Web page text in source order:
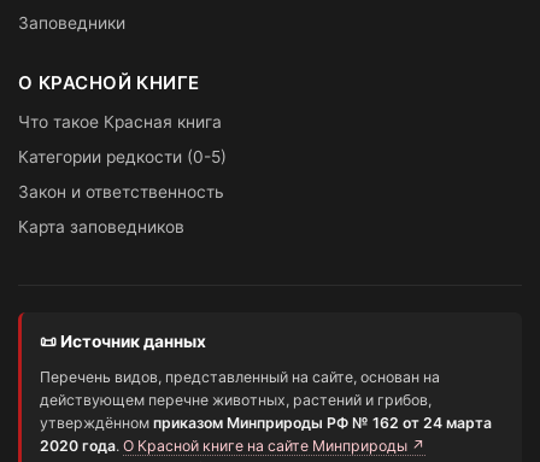
Заповедники
О КРАСНОЙ КНИГЕ
Что такое Красная книга
Категории редкости (0-5)
Закон и ответственность
Карта заповедников
📜 Источник данных
Перечень видов, представленный на сайте, основан на
действующем перечне животных, растений и грибов,
утверждённом приказом Минприроды РФ № 162 от 24 марта
2020 года. О Красной книге на сайте Минприроды ↗